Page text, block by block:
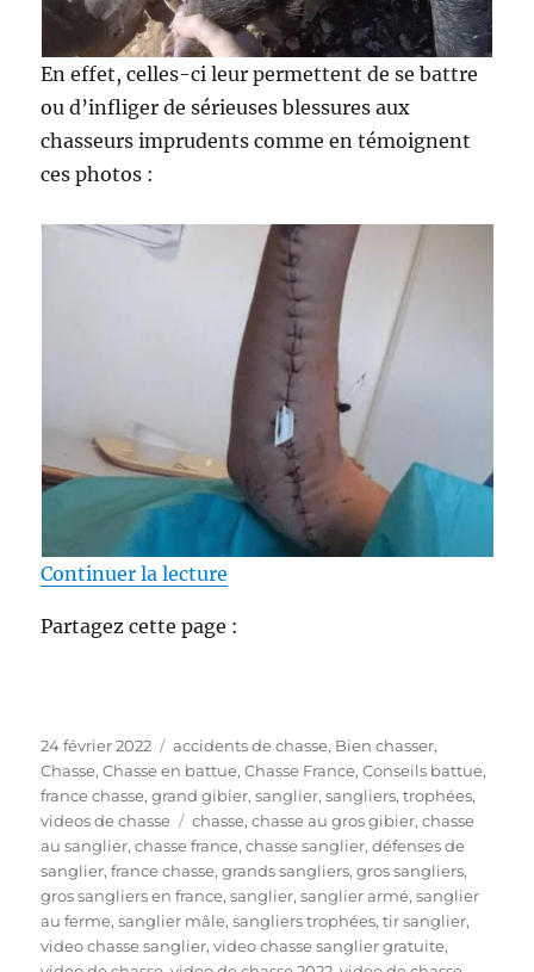
En effet, celles-ci leur permettent de se battre
ou d’infliger de sérieuses blessures aux
chasseurs imprudents comme en témoignent
ces photos :
Continuer la lecture
Partagez cette page :
P
u
b
l
i
é
l
e
24 février 2022
C
a
t
é
g
o
r
i
e
accidents de chasse, Bien chasser,
Chasse,Chasse en battue,Chasse France,Conseils battue,
france chasse,grand gibier,sanglier,sangliers,trophées,
videos de chasse
É
t
i
q
u
e
chasse,chasse au gros gibier,chasse
au sanglier,chasse france,chasse sanglier,défenses de
sanglier,france chasse,grands sangliers,gros sangliers,
gros sangliers en france,sanglier,sanglier armé,sanglier
au ferme,sanglier mâle,sangliers trophées,tir sanglier,
video chasse sanglier,video chasse sanglier gratuite,